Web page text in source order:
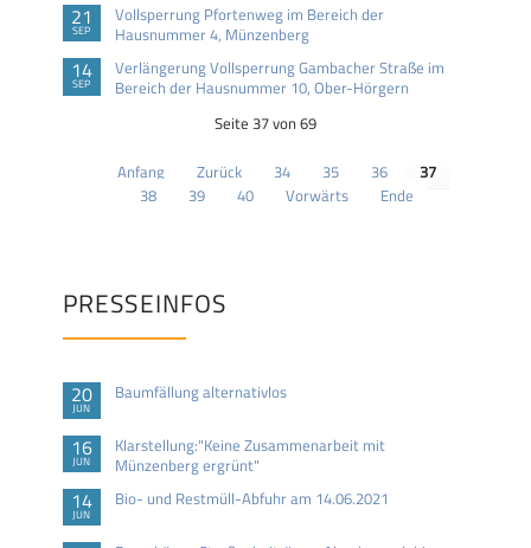
21
SEP
Vollsperrung Pfortenweg im Bereich der
Hausnummer 4, Münzenberg
14
SEP
Verlängerung Vollsperrung Gambacher Straße im
Bereich der Hausnummer 10, Ober-Hörgern
Seite 37 von 69
Anfang Zurück 34 35 36
37
38
39 40 Vorwärts Ende
PRESSEINFOS
20
JUN
Baumfällung alternativlos
16
JUN
Klarstellung:"Keine Zusammenarbeit mit
Münzenberg ergrünt"
14
JUN
Bio- und Restmüll-Abfuhr am 14.06.2021